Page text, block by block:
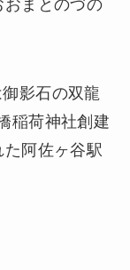
おまとのづの
影石の双龍
稲荷神社創建
阿佐ヶ谷駅